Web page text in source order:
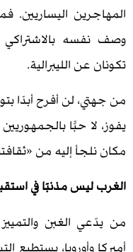
اليساريين. فمهما قيل
بالاشتراكي
الليبرالية.
لن أفرح أبدًا بتوغّل
حبًّا بالجمهوريين ولا
إليه من «ثقافتنا» النقية
مذنبًا في استقبالنا
الغبن والتمييز من